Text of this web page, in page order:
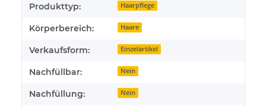
Produkttyp: Haarpflege
Körperbereich: Haare
Verkaufsform: Einzelartikel
Nachfüllbar: Nein
Nachfüllung: Nein